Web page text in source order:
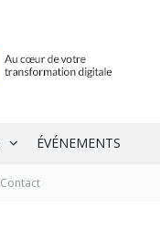
ÉVÉNEMENTS
Contact